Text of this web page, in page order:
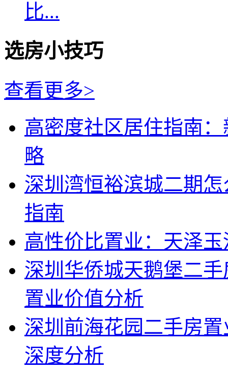
比...
选房小技巧
查看更多>
高密度社区居住指南
略
深圳湾恒裕滨城二期
指南
高性价比置业：天泽
深圳华侨城天鹅堡二
置业价值分析
深圳前海花园二手房
深度分析